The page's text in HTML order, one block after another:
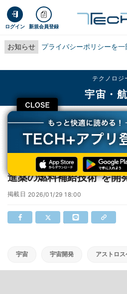
ログイン 新規会員登録
お知らせ プライバシーポリシーを
CLOSE
テクノロジ
宇宙・
TECH+ テクノロジー
宇宙・航空
アストロスケール、静止軌道を見据え“電気
アストロスケール、静止
進薬の燃料補給技術”を開
掲載日 2026/01/29 18:00
宇宙 宇宙開発 アストロ